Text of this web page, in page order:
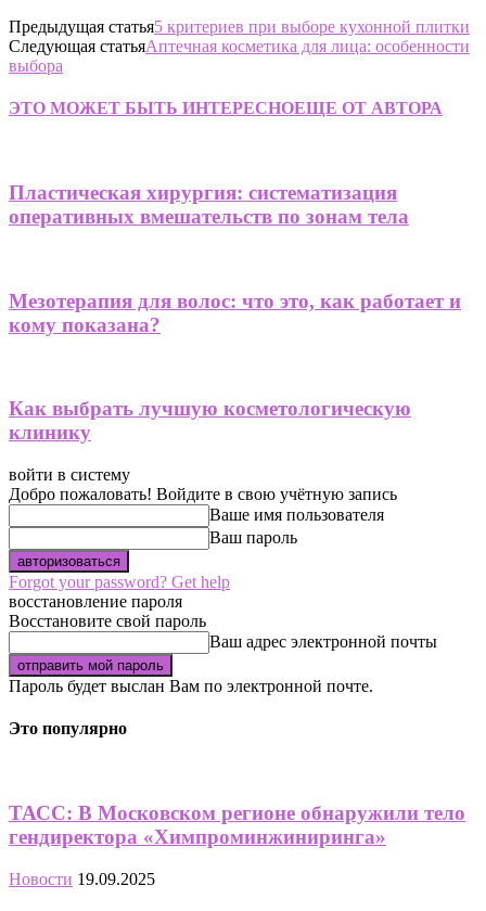
Предыдущая статья5 критериев при выборе кухонной плитки
Следующая статьяАптечная косметика для лица: особенности
выбора
ЭТО МОЖЕТ БЫТЬ ИНТЕРЕСНОЕЩЕ ОТ АВТОРА
Пластическая хирургия: систематизация
оперативных вмешательств по зонам тела
Мезотерапия для волос: что это, как работает и
кому показана?
Как выбрать лучшую косметологическую
клинику
войти в систему
Добро пожаловать! Войдите в свою учётную запись
Ваше имя пользователя
Ваш пароль
Forgot your password? Get help
восстановление пароля
Восстановите свой пароль
Ваш адрес электронной почты
Пароль будет выслан Вам по электронной почте.
Это популярно
ТАСС: В Московском регионе обнаружили тело
гендиректора «Химпроминжиниринга»
Новости 19.09.2025